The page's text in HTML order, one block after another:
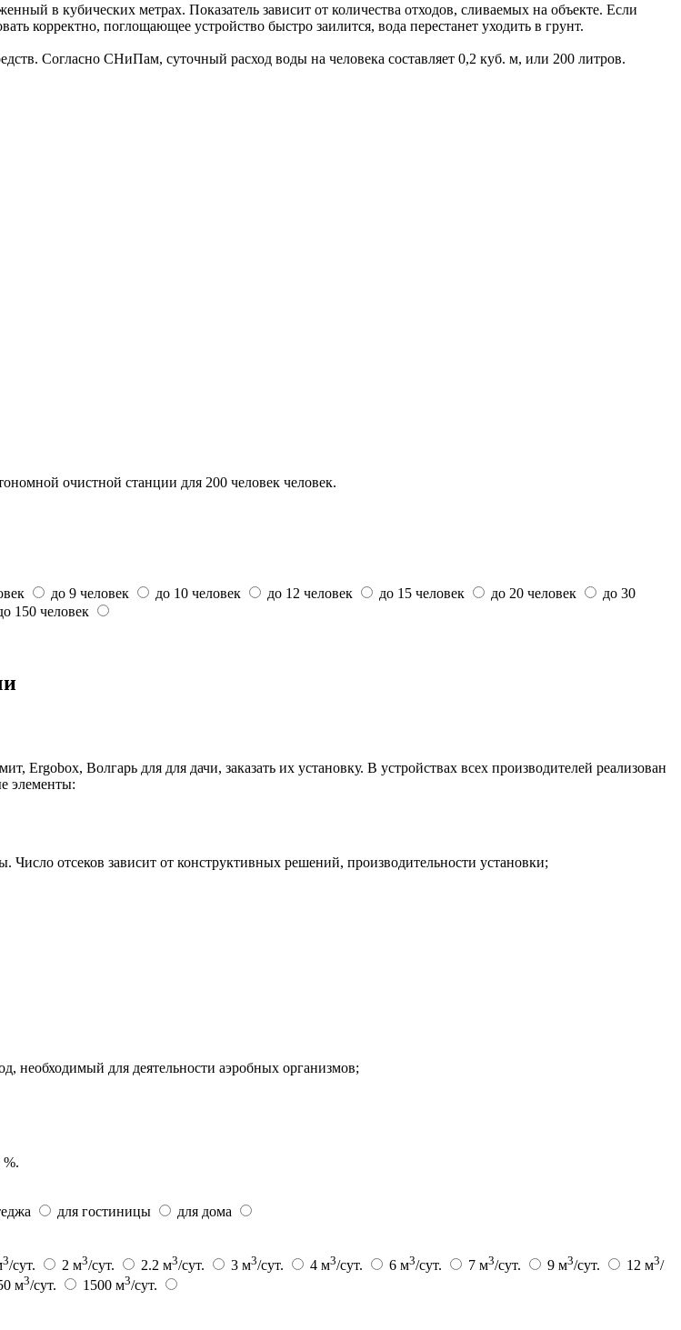
в кубических метрах. Показатель зависит от количества отходов, сливаемых на объекте. Если
корректно, поглощающее устройство быстро заилится, вода перестанет уходить в грунт.
Согласно СНиПам, суточный расход воды на человека составляет 0,2 куб. м, или 200 литров.
очистной станции для 200 человек человек.
до 9 человек до 10 человек до 12 человек до 15 человек до 20 человек
до 30
150 человек
Волгарь для для дачи, заказать их установку. В устройствах всех производителей реализован
элементы:
отсеков зависит от конструктивных решений, производительности установки;
необходимый для деятельности аэробных организмов;
%.
для гостиницы
для дома
3/сут. 2 м3/сут. 2.2 м3/сут. 3 м3/сут. 4 м3/сут. 6 м3/сут. 7 м3/сут. 9 м3/сут. 12 м3/
м3/сут. 1500 м3/сут.